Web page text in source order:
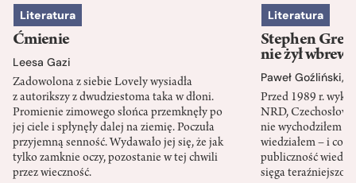
Literatura
Ćmienie
Leesa Gazi
Zadowolona z siebie Lovely wysiadła
z autorikszy z dwudziestoma taka w dłoni.
Promienie zimowego słońca przemknęły po
jej ciele i spłynęły dalej na ziemię. Poczuła
przyjemną senność. Wydawało jej się, że jak
tylko zamknie oczy, pozostanie w tej chwili
przez wieczność.
Literatura
Stephen
nie żył wbrew
Paweł Goźliński,
Przed 1989 r.
NRD,
nie wychodziłem
wiedziałem – i co
publiczność
sięga